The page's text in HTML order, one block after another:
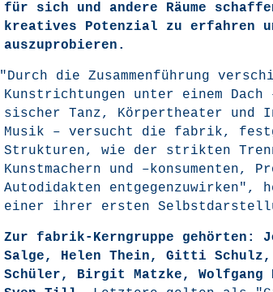
für sich und ande­re Räu­me
krea­ti­ves Poten­zi­al zu erfah­ren
auszuprobieren.
"Durch die Zusam­men­füh­rung
Kunst­rich­tun­gen unter einem
si­scher Tanz, Kör­per­thea­ter und
Musik – ver­sucht die fabrik,
Struk­tu­ren, wie der strik­ten
Kunst­ma­chern und –kon­su­men­ten,
Auto­di­dak­ten ent­ge­gen­zu­wir­ken",
einer ihrer ers­ten
Zur fabrik-Kern­grup­pe gehör­ten:
Sal­ge, Helen Thein, Git­ti Schulz,
Schü­ler, Bir­git Matz­ke, Wolf­gang